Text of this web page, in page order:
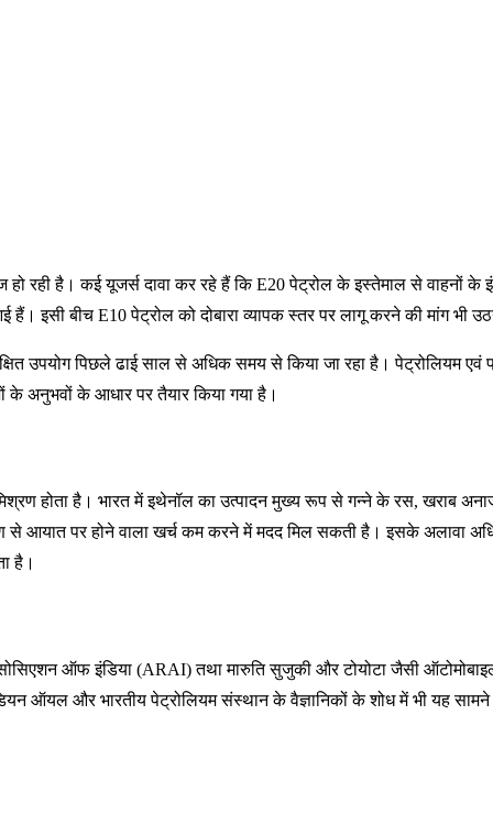
रही है। कई यूजर्स दावा कर रहे हैं कि E20 पेट्रोल के इस्तेमाल से वाहनों
इसी बीच E10 पेट्रोल को दोबारा व्यापक स्तर पर लागू करने की मांग भी
उपयोग पिछले ढाई साल से अधिक समय से किया जा रहा है। पेट्रोलियम एवं
के अनुभवों के आधार पर तैयार किया गया है।
होता है। भारत में इथेनॉल का उत्पादन मुख्य रूप से गन्ने के रस, खराब
आयात पर होने वाला खर्च कम करने में मदद मिल सकती है। इसके अलावा
है।
ऑफ इंडिया (ARAI) तथा मारुति सुजुकी और टोयोटा जैसी
ऑयल और भारतीय पेट्रोलियम संस्थान के वैज्ञानिकों के शोध में भी यह